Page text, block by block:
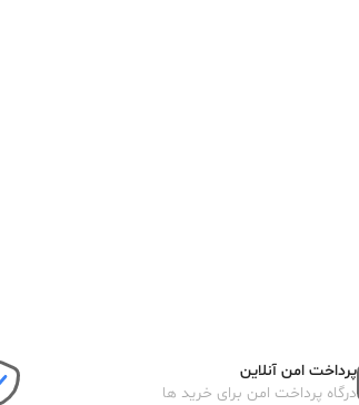
پرداخت امن آنلاین
درگاه پرداخت امن برای خرید ها